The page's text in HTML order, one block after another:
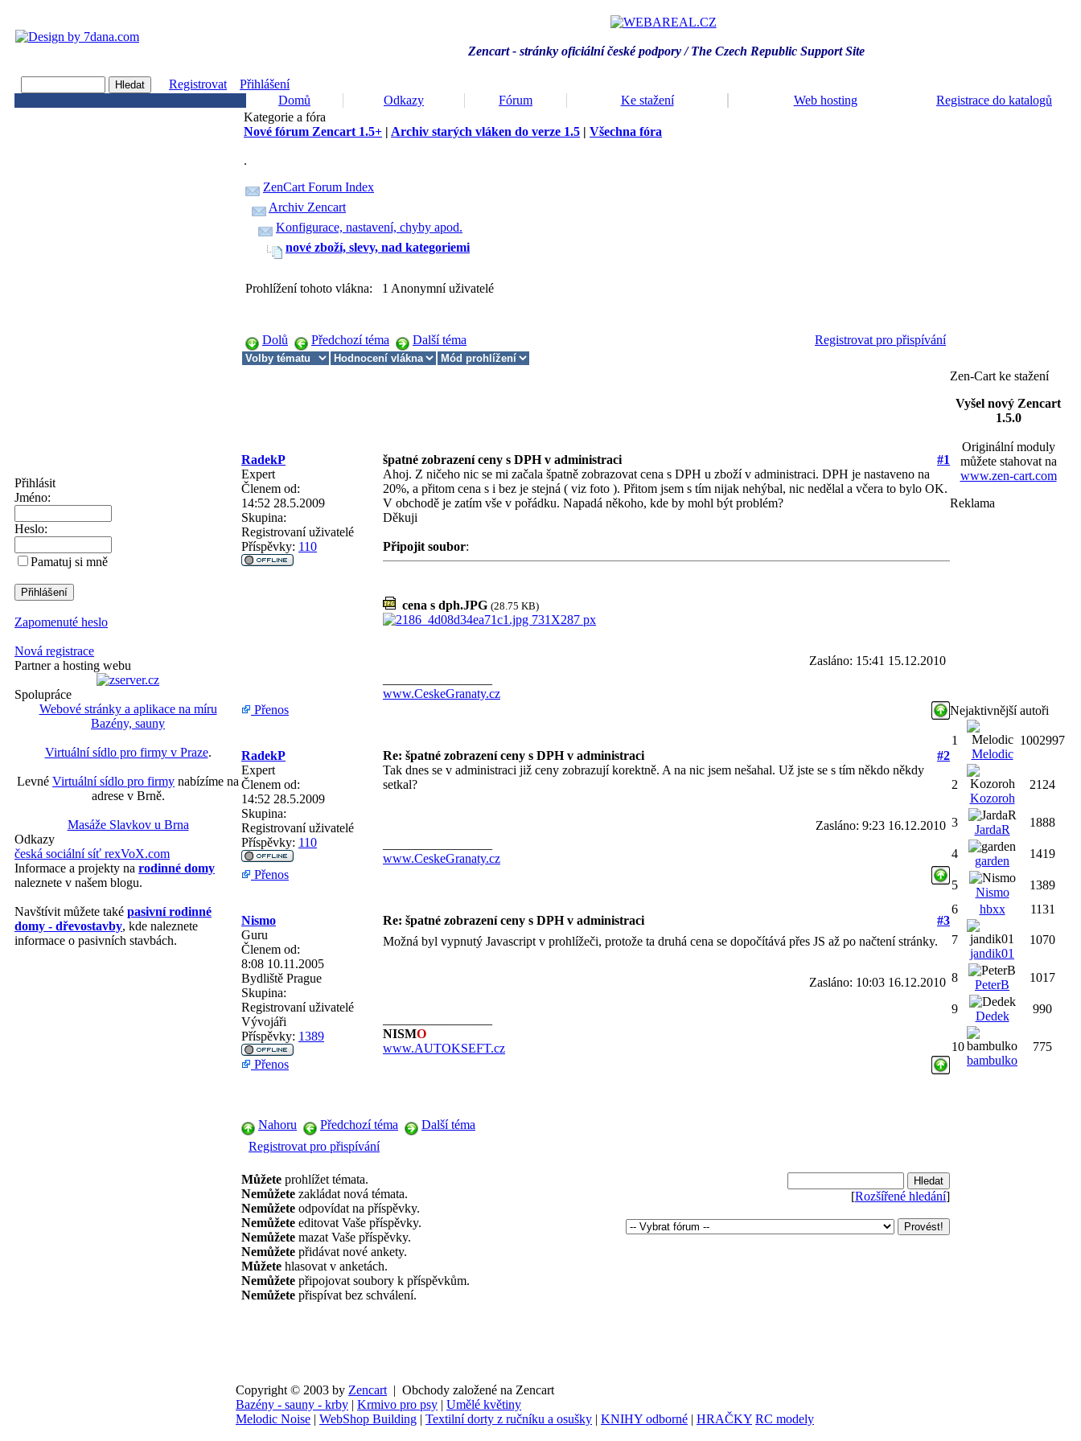
Zencart - stránky oficiální české podpory / The Czech Republic Support Site
Registrovat
Přihlášení
Domů
Odkazy Fórum Ke stažení Web hosting Registrace do katalogů
Přihlásit
Jméno:
Heslo:
Pamatuj si mně
Zapomenuté heslo
Nová registrace
Partner a hosting webu
Spolupráce
Webové stránky a aplikace na míru
Bazény, sauny
Virtuální sídlo pro firmy v Praze.
Levné Virtuální sídlo pro firmy nabízíme na
adrese v Brně.
Masáže Slavkov u Brna
Odkazy
česká sociální síť rexVoX.com
Informace a projekty na rodinné domy
naleznete v našem blogu.
Navštívit můžete také pasivní rodinné
domy - dřevostavby, kde naleznete
informace o pasivních stavbách.
Kategorie a fóra
Nové fórum Zencart 1.5+ | Archiv starých vláken do verze 1.5 | Všechna fóra
.
ZenCart Forum Index
Archiv Zencart
Konfigurace, nastavení, chyby apod.
nové zboží, slevy, nad kategoriemi
Prohlížení tohoto vlákna: 1 Anonymní uživatelé
Dolů Předchozí téma Další téma Registrovat pro přispívání
RadekP špatné zobrazení ceny s DPH v administraci
#1
Expert
Členem od:
14:52 28.5.2009
Skupina:
Registrovaní uživatelé
Příspěvky: 110
Ahoj. Z ničeho nic se mi začala špatně zobrazovat cena s DPH u zboží v administraci. DPH je nastaveno na
20%, a přitom cena s i bez je stejná ( viz foto ). Přitom jsem s tím nijak nehýbal, nic nedělal a včera to bylo OK.
V obchodě je zatím vše v pořádku. Napadá někoho, kde by mohl být problém?
Děkuji
Připojit soubor:
cena s dph.JPG (28.75 KB)
Zasláno: 15:41 15.12.2010
www.CeskeGranaty.cz
Přenos
RadekP Re: špatné zobrazení ceny s DPH v administraci
#2
Expert
Členem od:
14:52 28.5.2009
Skupina:
Registrovaní uživatelé
Příspěvky: 110
Tak dnes se v administraci již ceny zobrazují korektně. A na nic jsem nešahal. Už jste se s tím někdo někdy
setkal?
Zasláno: 9:23 16.12.2010
www.CeskeGranaty.cz
Přenos
Nismo Re: špatné zobrazení ceny s DPH v administraci
#3
Guru
Členem od:
8:08 10.11.2005
Bydliště Prague
Skupina:
Registrovaní uživatelé
Vývojáři
Příspěvky: 1389
Možná byl vypnutý Javascript v prohlížeči, protože ta druhá cena se dopočítává přes JS až po načtení stránky.
Zasláno: 10:03 16.12.2010
NISMO
www.AUTOKSEFT.cz
Přenos
Nahoru Předchozí téma
Další téma
Registrovat pro přispívání
Můžete prohlížet témata.
Nemůžete zakládat nová témata.
Nemůžete odpovídat na příspěvky.
Nemůžete editovat Vaše příspěvky.
Nemůžete mazat Vaše příspěvky.
Nemůžete přidávat nové ankety.
Můžete hlasovat v anketách.
Nemůžete připojovat soubory k příspěvkům.
Nemůžete přispívat bez schválení.
[Rozšířené hledání]
Zen-Cart ke stažení
Vyšel nový Zencart
1.5.0
Originální moduly
můžete stahovat na
www.zen-cart.com
Reklama
Nejaktivnější autoři
1
Melodic
1002997
2
Kozoroh
2124
3
JardaR
1888
4
garden
1419
5
Nismo
1389
6
hbxx 1131
7
jandik01
1070
8
PeterB
1017
9
Dedek
990
10
bambulko
775
Copyright © 2003 by Zencart | Obchody založené na Zencart
Bazény - sauny - krby | Krmivo pro psy | Umělé květiny
Melodic Noise | WebShop Building | Textilní dorty z ručníku a osušky | KNIHY odborné | HRAČKY RC modely